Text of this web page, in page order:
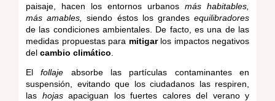
paisaje, hacen los entornos urbanos más habitables,
más amables,
siendo éstos los grandesequilibradores
de las condiciones ambientales. De facto, es una de las
medidas propuestas para mitigarlos impactos negativos
del cambio climático
Elfollaje absorbe las partículas contaminantes en
suspensión, evitando que los ciudadanos las respiren,
las hojasapaciguan los fuertes calores del verano y